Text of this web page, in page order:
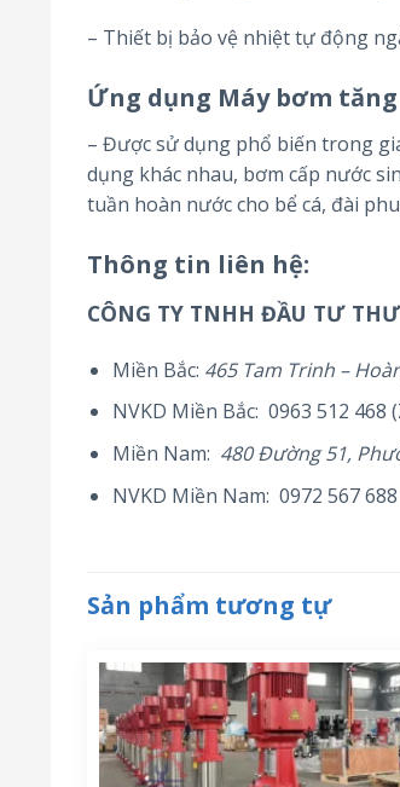
– Thiết bị bảo vệ nhiệt tự động
Ứng dụng Máy bơm
– Được sử dụng phổ biến trong
dụng khác nhau, bơm cấp nước
tuần hoàn nước cho bể cá, đài
Thông tin liên hệ:
CÔNG TY TNHH ĐẦU TƯ
Miền Bắc: 465 Tam Trinh –
NVKD Miền Bắc: 0963 512 468
Miền Nam: 480 Đường 51,
NVKD Miền Nam: 0972 567
Sản phẩm tương tự